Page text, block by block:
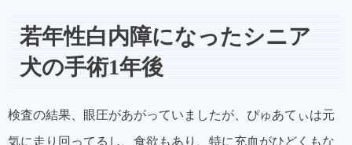
若年性白内障になったシニア
犬の手術1年後
検査の結果、眼圧があがっていましたが、ぴゅあてぃは元
気に走り回ってるし、食欲もあり、特に充血がひどくもな